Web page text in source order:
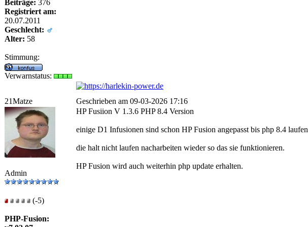
Beiträge: 376
Registriert am:
20.07.2011
Geschlecht:
Alter: 58
Stimmung:
Verwarnstatus:
21Matze Geschrieben am 09-03-2026 17:16
Admin
(-5)
PHP-Fusion:
HP Fusiion V 1.3.6 PHP 8.4 Version
einige D1 Infusionen sind schon HP Fusion angepasst bis php 8.4 laufen
die halt nicht laufen nacharbeiten wieder so das sie funktionieren.
HP Fusion wird auch weiterhin php update erhalten.